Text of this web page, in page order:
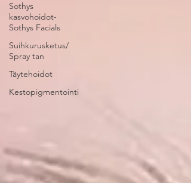
Sothys
kasvohoidot-
Sothys Facials
Suihkurusketus/
Spray tan
Täytehoidot
Kestopigmentointi